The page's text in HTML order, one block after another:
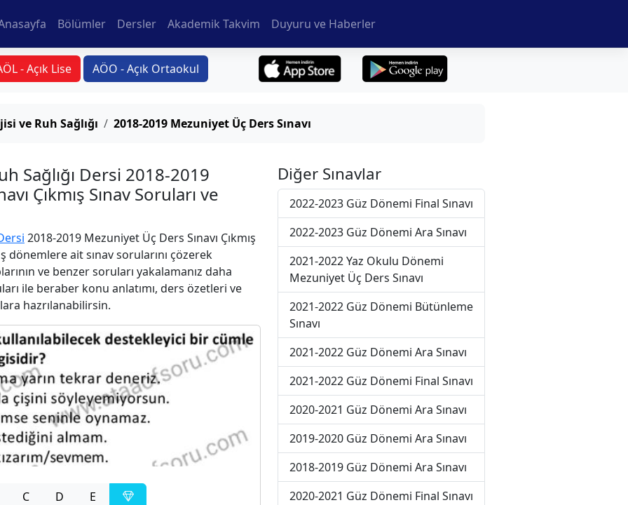
Bölümler Dersler Akademik Takvim Duyuru ve Haberler
- Açık Lise AÖO - Açık Ortaokul
ve Ruh Sağlığı 2018-2019 Mezuniyet Üç Ders Sınavı
Sağlığı Dersi 2018-2019
Çıkmış Sınav Soruları ve
2018-2019 Mezuniyet Üç Ders Sınavı Çıkmış
dönemlere ait sınav sorularını çözerek
ve benzer soruları yakalamanız daha
ile beraber konu anlatımı, ders özetleri ve
hazrılanabilirsin.
C D E
Diğer Sınavlar
2022-2023 Güz Dönemi Final Sınavı
2022-2023 Güz Dönemi Ara Sınavı
2021-2022 Yaz Okulu Dönemi
Mezuniyet Üç Ders Sınavı
2021-2022 Güz Dönemi Bütünleme
Sınavı
2021-2022 Güz Dönemi Ara Sınavı
2021-2022 Güz Dönemi Final Sınavı
2020-2021 Güz Dönemi Ara Sınavı
2019-2020 Güz Dönemi Ara Sınavı
2018-2019 Güz Dönemi Ara Sınavı
2020-2021 Güz Dönemi Final Sınavı